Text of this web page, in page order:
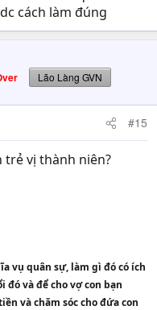
cách làm đúng
Lão Làng GVN
#15
trẻ vị thành niên?
vụ quân sự, làm gì đó có ích
đó và để cho vợ con bạn
và chăm sóc cho đứa con